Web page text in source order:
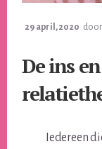
29 april, 2020 door
De ins
Iedereen